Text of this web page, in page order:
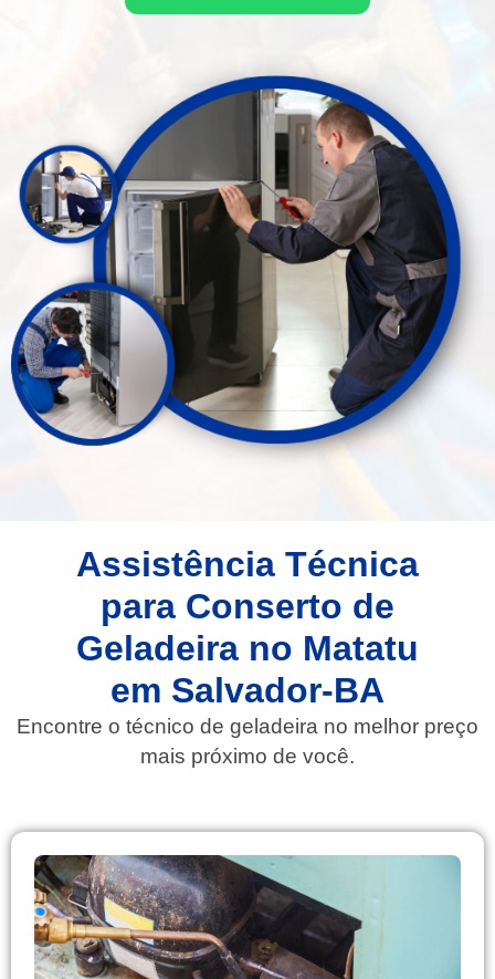
Assistência Técnica
para Conserto de
Geladeira no Matatu
em Salvador-BA
Encontre o técnico de geladeira no melhor preço
mais próximo de você.